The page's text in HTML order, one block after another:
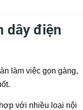
dây điện
làm việc gọn gàng,
với nhiều loại nội